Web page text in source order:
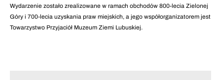
Wydarzenie zostało zrealizowane w ramach obchodów 800-lecia Zielonej
Góry i 700-lecia uzyskania praw miejskich, a jego współorganizatorem jest
Towarzystwo Przyjaciół Muzeum Ziemi Lubuskiej.